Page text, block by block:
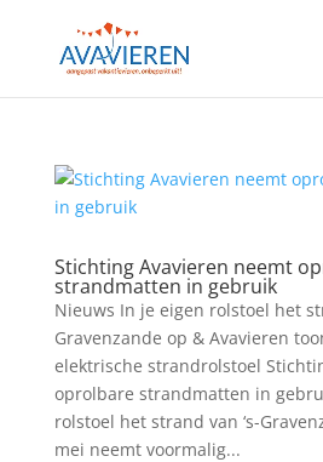
Stichting Avavieren neemt
strandmatten in gebruik
Nieuws In je eigen rolstoel het
Gravenzande op & Avavieren
elektrische strandrolstoel
oprolbare strandmatten in
rolstoel het strand van ‘s-
mei neemt voormalig...